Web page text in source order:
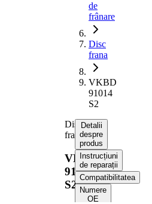
de
frânare
Disc
frana
VKBD
91014
S2
Disc
frana
VKBD
91014
S2
Detalii
despre
produs
Instrucțiuni
de reparații
Compatibilitatea
Numere
OE